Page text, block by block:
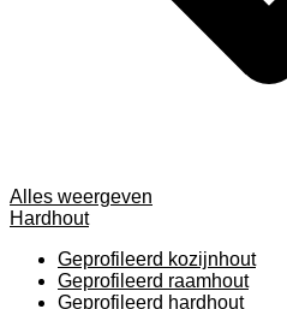
Alles weergeven
Hardhout
Geprofileerd kozijnhout
Geprofileerd raamhout
Geprofileerd hardhout